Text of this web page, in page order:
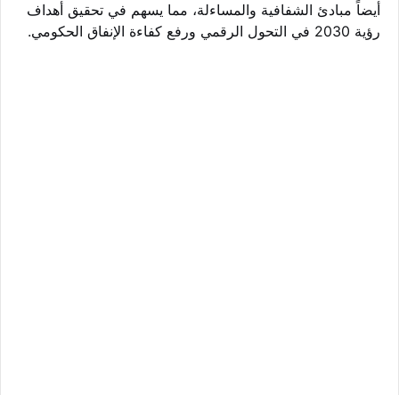
أيضاً مبادئ الشفافية والمساءلة، مما يسهم في تحقيق أهداف
رؤية 2030 في التحول الرقمي ورفع كفاءة الإنفاق الحكومي.